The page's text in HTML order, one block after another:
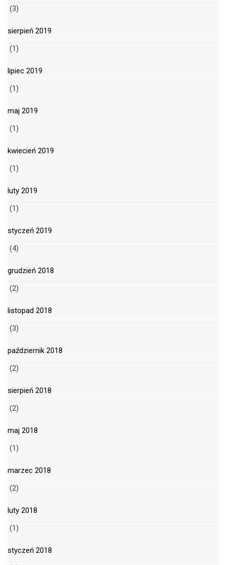
(3)
sierpień 2019
(1)
lipiec 2019
(1)
maj 2019
(1)
kwiecień 2019
(1)
luty 2019
(1)
styczeń 2019
(4)
grudzień 2018
(2)
listopad 2018
(3)
październik 2018
(2)
sierpień 2018
(2)
maj 2018
(1)
marzec 2018
(2)
luty 2018
(1)
styczeń 2018